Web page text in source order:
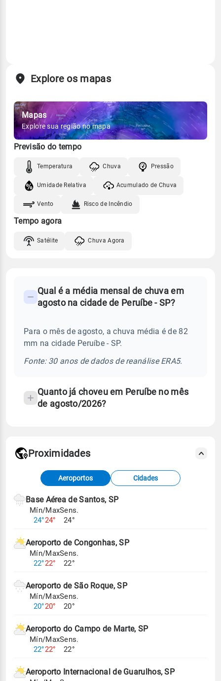
Explore os mapas
Mapas
Explore sua região no mapa
Previsão do tempo
Temperatura Chuva Pressão
Umidade Relativa Acumulado de Chuva
Vento Risco de Incêndio
Tempo agora
Satélite Chuva Agora
Perguntas
sobre
chuva
Qual é a média mensal de chuva em
agosto na cidade de Peruíbe - SP?
Para o mês de agosto, a chuva média é de 82
mm na cidade Peruíbe - SP.
Fonte: 30 anos de dados de reanálise ERA5.
Quanto já choveu em Peruíbe no mês
de agosto/2026?
Fonte: dados combinados de estações
meteorológicas e satélite do Centro de Previsão
de Tempo e Estudos Climáticos (CPTEC).
Para obter mais informações sobre os dados
Proximidades
Aeroportos Cidades
Base Aérea de Santos, SP
Mín/Max
24°24°
Sens.
24°
Aeroporto de Congonhas, SP
Mín/Max
22°22°
Sens.
22°
Aeroporto de São Roque, SP
Mín/Max
20°20°
Sens.
20°
Aeroporto do Campo de Marte, SP
Mín/Max
22°22°
Sens.
22°
Aeroporto Internacional de Guarulhos, SP